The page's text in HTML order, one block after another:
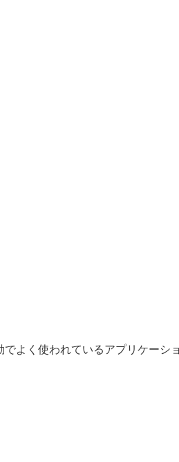
よく使われているアプリケーシ